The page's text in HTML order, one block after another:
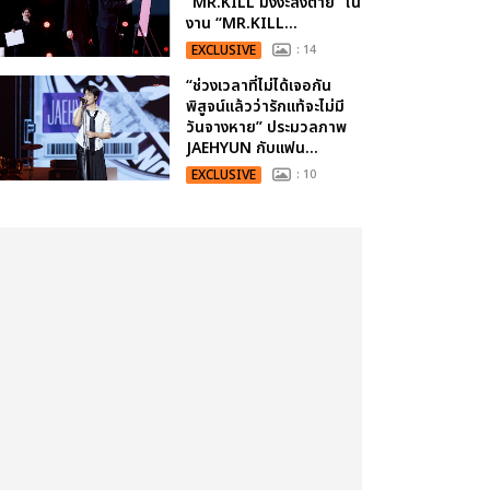
งาน “MR.KILL...
EXCLUSIVE : 14
“ช่วงเวลาที่ไม่ได้เจอกัน
พิสูจน์แล้วว่ารักแท้จะไม่มี
วันจางหาย” ประมวลภาพ
JAEHYUN กับแฟน...
EXCLUSIVE : 10